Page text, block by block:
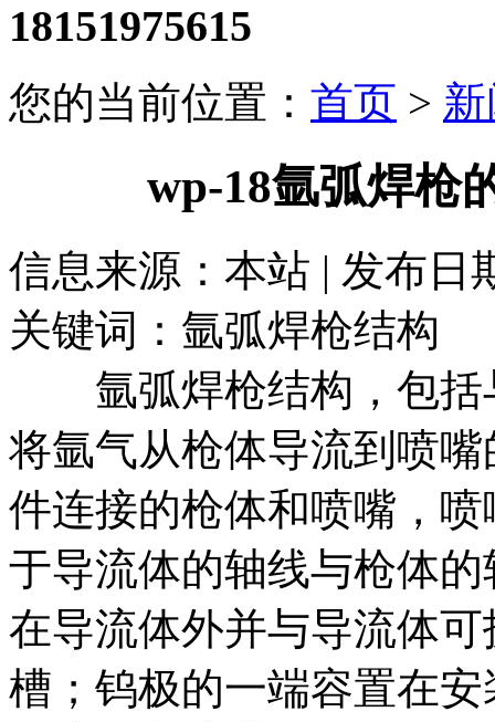
18151975615
您的当前位置： 首页 >
wp-18氩弧焊枪
信息来源：本站 | 发布日
关键词：氩弧焊枪结构
氩弧焊枪结构，包括
将氩气从枪体导流到喷
件连接的枪体和喷嘴，
于导流体的轴线与枪体
在导流体外并与导流体
槽；钨极的一端容置在